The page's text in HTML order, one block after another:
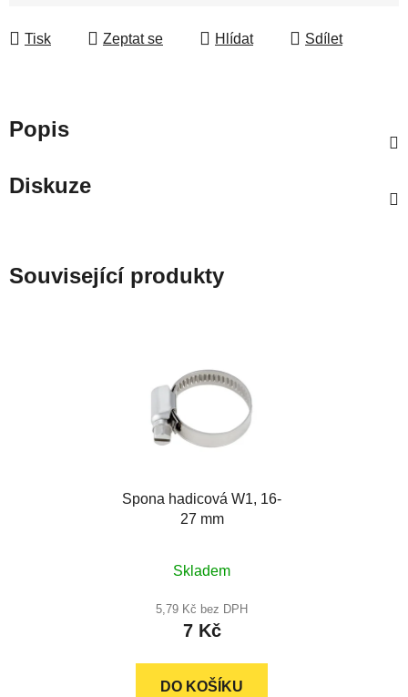
Tisk Zeptat se Hlídat Sdílet
Popis
Diskuze
Související produkty
Spona hadicová W1, 16-
27 mm
hodnocení
produktu
je
z
Skladem
5,79 Kč bez DPH
7 Kč
DO KOŠÍKU